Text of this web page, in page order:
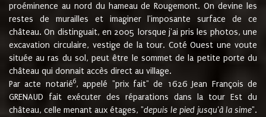
proéminence au nord du hameau de Rougemont. On devine les
restes de murailles et imaginer l'imposante surface de ce
château. On distinguait, en 2005 lorsque j'ai pris les photos, une
excavation circulaire, vestige de la tour. Coté Ouest une voute
située au ras du sol, peut être le sommet de la petite porte du
château qui donnait accès direct au village.
Par acte notarié6, appelé "prix fait" de 1626 Jean François de
GRENAUD fait exécuter des réparations dans la tour Est du
château, celle menant aux étages, "depuis le pied jusqu'à la sime".